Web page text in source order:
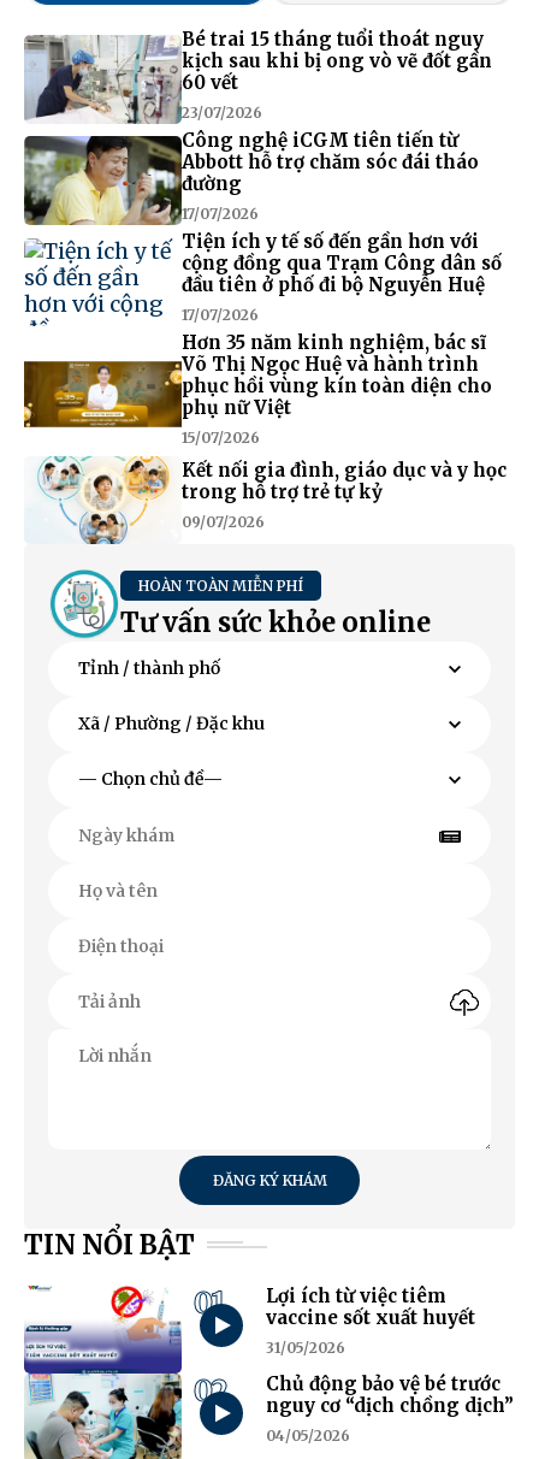
Bé trai 15 tháng tuổi thoát nguy
kịch sau khi bị ong vò vẽ đốt gần
60 vết
23/07/2026
Công nghệ iCGM tiên tiến từ
Abbott hỗ trợ chăm sóc đái tháo
đường
17/07/2026
Tiện ích y tế số đến gần hơn với
cộng đồng qua Trạm Công dân số
đầu tiên ở phố đi bộ Nguyễn Huệ
17/07/2026
Hơn 35 năm kinh nghiệm, bác sĩ
Võ Thị Ngọc Huệ và hành trình
phục hồi vùng kín toàn diện cho
phụ nữ Việt
15/07/2026
Kết nối gia đình, giáo dục và y học
trong hỗ trợ trẻ tự kỷ
09/07/2026
HOÀN TOÀN MIỄN PHÍ
Tư vấn sức khỏe online
ĐĂNG KÝ KHÁM
TIN NỔI BẬT
01
Lợi ích từ việc tiêm
vaccine sốt xuất huyết
31/05/2026
02
Chủ động bảo vệ bé trước
nguy cơ “dịch chồng dịch”
04/05/2026